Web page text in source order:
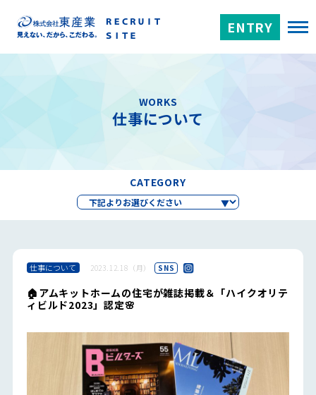
ENTRY
WORKS
仕事について
CATEGORY
仕事について 2023.12.18（月） SNS
🏠アムキットホームの住宅が雑誌掲載＆「ハイクオリテ
ィビルド2023」認定🌸